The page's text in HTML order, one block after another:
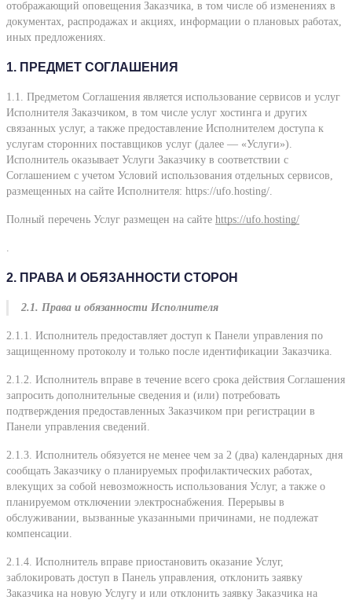
отображающий оповещения Заказчика, в том числе об изменениях в
документах, распродажах и акциях, информации о плановых работах,
иных предложениях.
1. ПРЕДМЕТ СОГЛАШЕНИЯ
1.1. Предметом Соглашения является использование сервисов и услуг
Исполнителя Заказчиком, в том числе услуг хостинга и других
связанных услуг, а также предоставление Исполнителем доступа к
услугам сторонних поставщиков услуг (далее — «Услуги»).
Исполнитель оказывает Услуги Заказчику в соответствии с
Соглашением с учетом Условий использования отдельных сервисов,
размещенных на сайте Исполнителя: https://ufo.hosting/.
Полный перечень Услуг размещен на сайте https://ufo.hosting/
2. ПРАВА И ОБЯЗАННОСТИ СТОРОН
2.1. Права и обязанности Исполнителя
2.1.1. Исполнитель предоставляет доступ к Панели управления по
защищенному протоколу и только после идентификации Заказчика.
2.1.2. Исполнитель вправе в течение всего срока действия Соглашения
запросить дополнительные cведения и (или) потребовать
подтверждения предоставленных Заказчиком при регистрации в
Панели управления сведений.
2.1.3. Исполнитель обязуется не менее чем за 2 (два) календарных дня
сообщать Заказчику о планируемых профилактических работах,
влекущих за собой невозможность использования Услуг, а также о
планируемом отключении электроснабжения. Перерывы в
обслуживании, вызванные указанными причинами, не подлежат
компенсации.
2.1.4. Исполнитель вправе приостановить оказание Услуг,
заблокировать доступ в Панель управления, отклонить заявку
Заказчика на новую Услугу и или отклонить заявку Заказчика на